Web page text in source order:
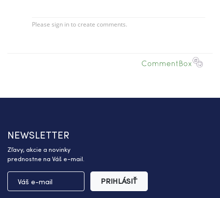
NEWSLETTER
Zľavy, akcie a novinky
prednostne na Váš e-mail.
PRIHLÁSIŤ